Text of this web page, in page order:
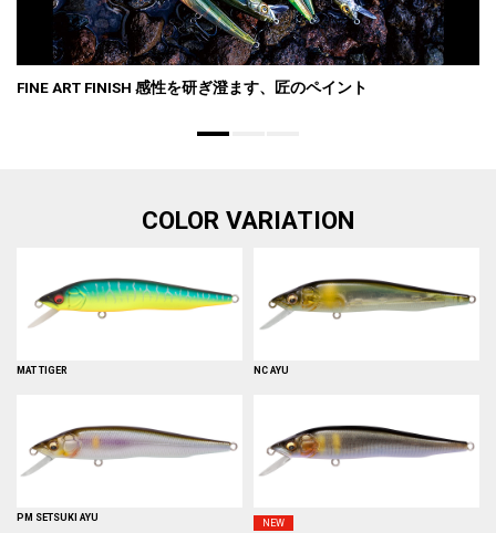
FINE ART FINISH 感性を研ぎ澄ます、匠のペイント
COLOR VARIATION
MAT TIGER NC AYU
PM SETSUKI AYU
NEW